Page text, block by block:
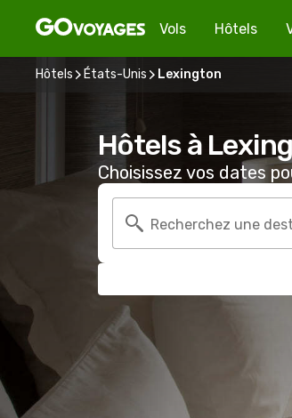
Vols Hôtels
Hôtels États-Unis Lexington
Hôtels à
Choisissez vos dates